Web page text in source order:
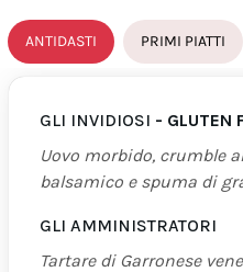
ANTIDASTI PRIMI PIATTI
GLI INVIDIOSI - GLUTEN
Uovo morbido, crumble
balsamico e spuma di
GLI AMMINISTRATORI
Tartare di Garronese